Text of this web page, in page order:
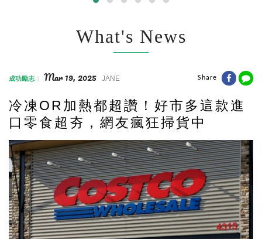
What's News
成功勵志 Mar 19, 2025 JANE Share
冷凍OR加熱都超讚！好市多這款進
口零食超夯，網友瘋狂掃貨中